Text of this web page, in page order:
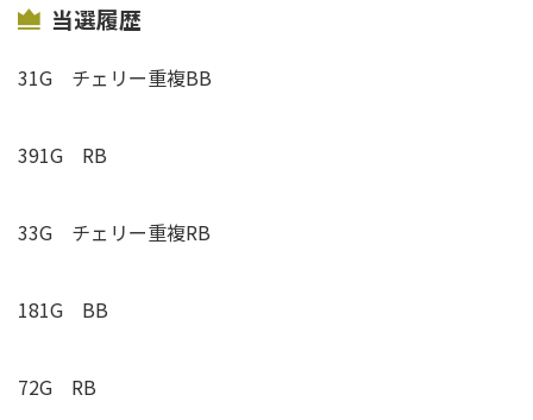
当選履歴
31G チェリー重複BB
391G RB
33G チェリー重複RB
181G BB
72G RB